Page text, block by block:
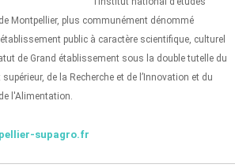
Montpellier, plus communément dénommé
public à caractère scientifique, culturel
de Grand établissement sous la double tutelle du
de la Recherche et de lʼInnovation et du
l'Alimentation.
supagro.fr